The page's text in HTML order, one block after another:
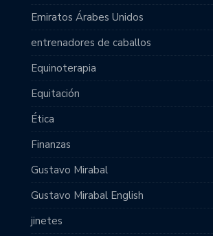
Emiratos Árabes Unidos
entrenadores de caballos
Equinoterapia
Equitación
Ética
Finanzas
Gustavo Mirabal
Gustavo Mirabal English
jinetes